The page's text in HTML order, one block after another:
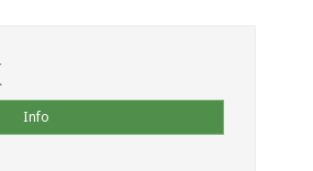
Info